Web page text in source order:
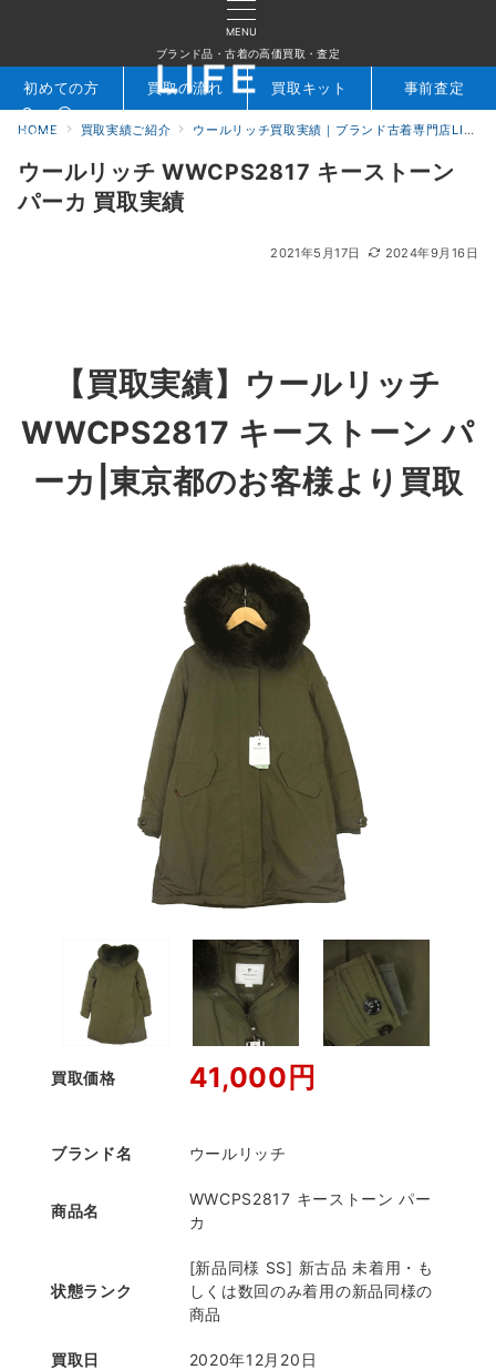
MENU
ブランド品・古着の高価買取・査定
検索 お問合せ
初めての方 買取の流れ 買取キット 事前査定
HOME 買取実績ご紹介 ウールリッチ買取実績｜ブランド古着専門店LIFE
ウールリッチ WWCPS2817 キーストーン
パーカ 買取実績
2021年5月17日 2024年9月16日
【買取実績】ウールリッチ
WWCPS2817 キーストーン パ
ーカ|東京都のお客様より買取
買取価格 41,000円
ブランド名 ウールリッチ
商品名
WWCPS2817 キーストーン パー
カ
状態ランク
[新品同様 SS] 新古品 未着用・も
しくは数回のみ着用の新品同様の
商品
買取日 2020年12月20日